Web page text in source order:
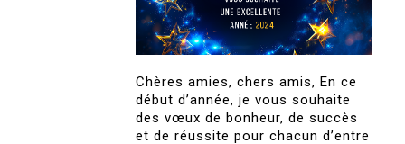
Chères amies, chers amis, En ce
début d’année, je vous souhaite
des vœux de bonheur, de succès
et de réussite pour chacun d’entre